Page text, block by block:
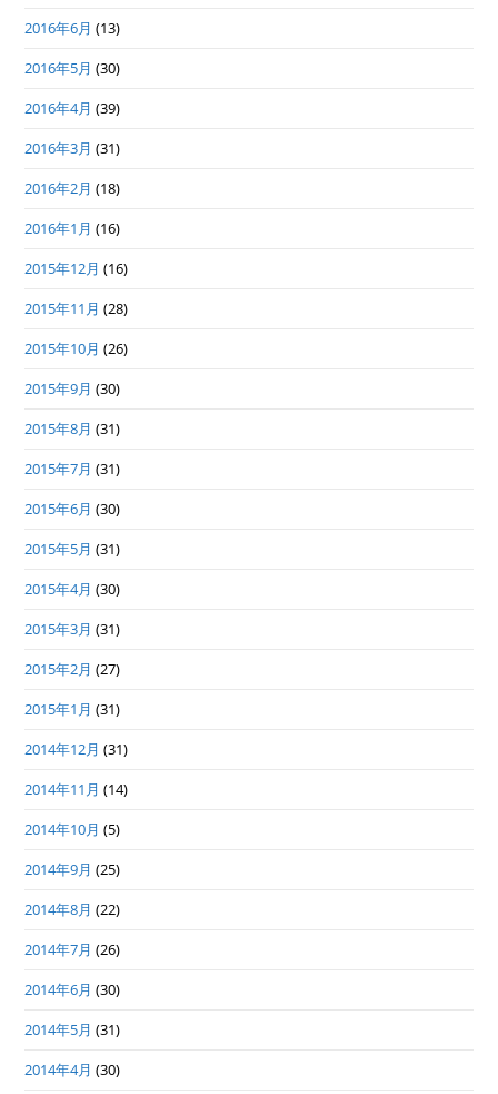
2016年6月 (13)
2016年5月 (30)
2016年4月 (39)
2016年3月 (31)
2016年2月 (18)
2016年1月 (16)
2015年12月 (16)
2015年11月 (28)
2015年10月 (26)
2015年9月 (30)
2015年8月 (31)
2015年7月 (31)
2015年6月 (30)
2015年5月 (31)
2015年4月 (30)
2015年3月 (31)
2015年2月 (27)
2015年1月 (31)
2014年12月 (31)
2014年11月 (14)
2014年10月 (5)
2014年9月 (25)
2014年8月 (22)
2014年7月 (26)
2014年6月 (30)
2014年5月 (31)
2014年4月 (30)